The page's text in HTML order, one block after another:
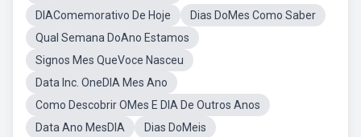
DIAComemorativo De Hoje
Dias DoMes Como Saber
Qual Semana DoAno Estamos
Signos Mes QueVoce Nasceu
Data Inc. OneDIA Mes Ano
Como Descobrir OMes E DIA De Outros Anos
Data Ano MesDIA
Dias DoMeis